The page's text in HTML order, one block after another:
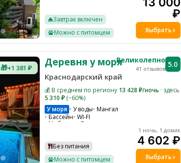
Ресепшн
Шезлонги на общей территории
Гамаки и качели на общей территории
Парковка Барная стойка
Завтрак включен
Можно с питомцем
₽
Выбрать
🎁+1 381 ₽
Великолепно
41 отзывов 5.0
Деревня у моря
Краснодарский край
💰 В среднем по региону 13 428 ₽/ночь · здесь
5 310 ₽ (−60%)
У моря
У воды Мангал
Бассейн WI-FI
Мобильный интернет
Шезлонги на общей территории
Водоем
Без питания
Можно с питомцем
1 ночь, 1 домик
4 602 ₽
Выбрать